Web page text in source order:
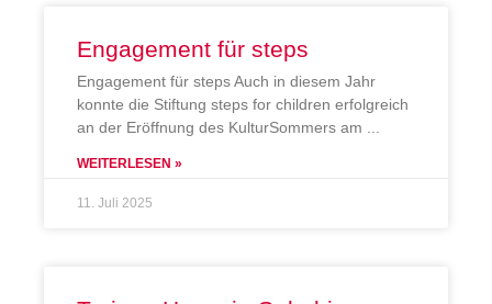
Engagement für steps
Engagement für steps Auch in diesem Jahr
konnte die Stiftung steps for children erfolgreich
an der Eröffnung des KulturSommers am
WEITERLESEN »
11. Juli 2025